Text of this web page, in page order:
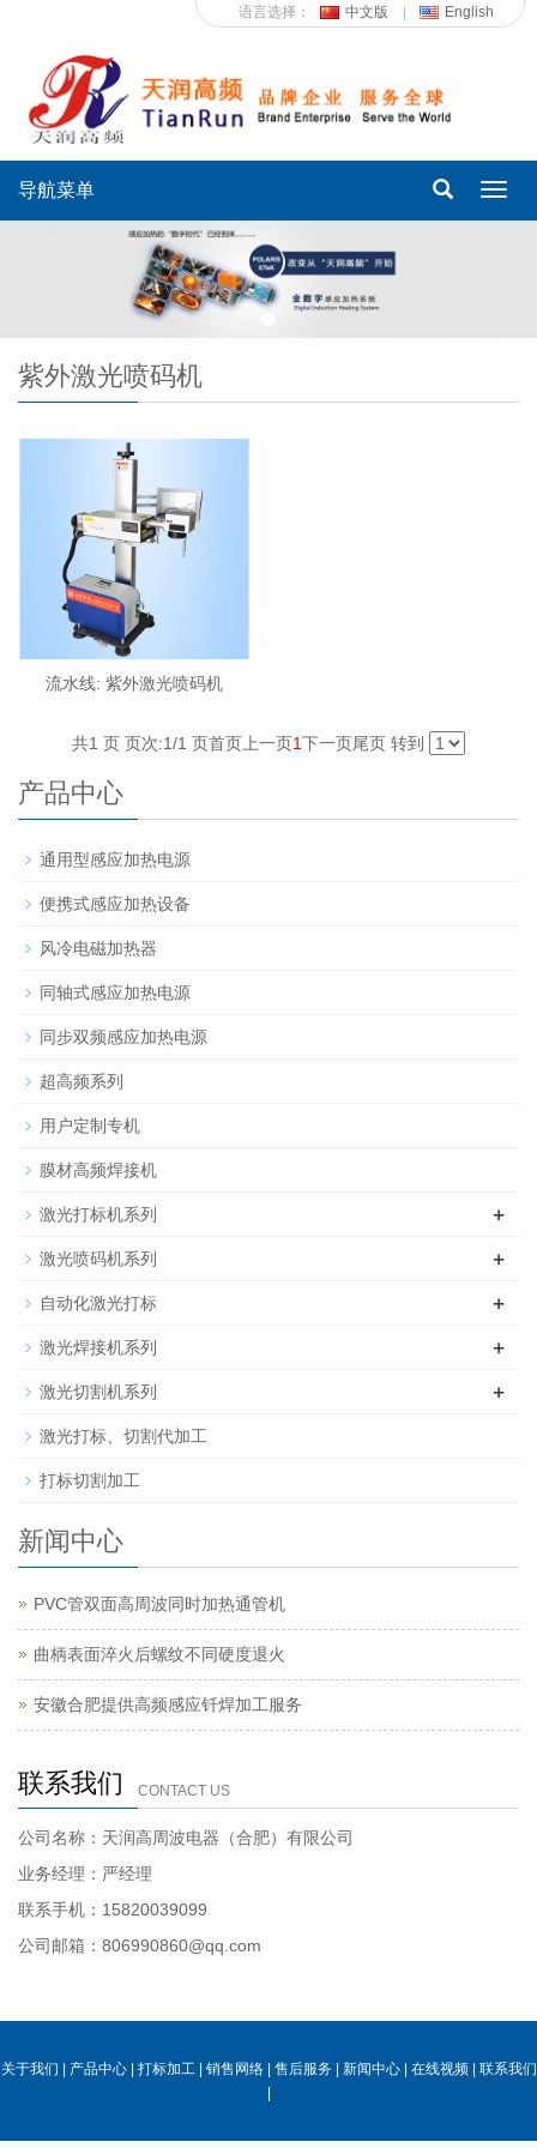
语言选择： 中文版 English
导航菜单
紫外激光喷码机
流水线: 紫外激光喷码机
共1 页 页次:1/1 页首页 上一页1下一页尾页 转到
产品中心
通用型感应加热电源
便携式感应加热设备
风冷电磁加热器
同轴式感应加热电源
同步双频感应加热电源
超高频系列
用户定制专机
膜材高频焊接机
激光打标机系列 +
激光喷码机系列 +
自动化激光打标 +
激光焊接机系列 +
激光切割机系列 +
激光打标、切割代加工
打标切割加工
新闻中心
PVC管双面高周波同时加热通管机
曲柄表面淬火后螺纹不同硬度退火
安徽合肥提供高频感应钎焊加工服务
联系我们 CONTACT US
公司名称：天润高周波电器（合肥）有限公司
业务经理：严经理
联系手机：15820039099
公司邮箱：806990860@qq.com
关于我们 | 产品中心| 打标加工| 销售网络| 售后服务| 新闻中心| 在线视频| 联系我们
|